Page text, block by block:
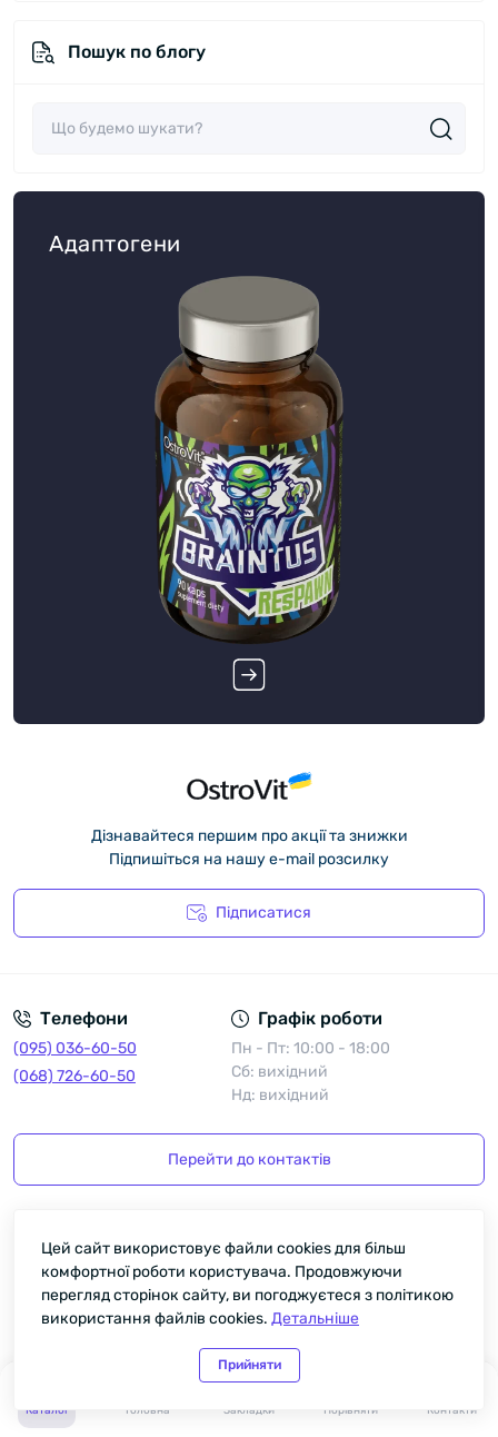
Каталог Головна Закладки
0
Порівняти Контакти
Пошук по блогу
Адаптогени
Дізнавайтеся першим про акції та знижки
Підпишіться на нашу e-mail розсилку
Підписатися
Телефони
(095) 036-60-50
(068) 726-60-50
Графік роботи
Пн - Пт: 10:00 - 18:00
Сб: вихідний
Нд: вихідний
Перейти до контактів
Інформація
Про нас
Доставка та оплата
Політика конфіденційності
Цей сайт використовує файли cookies для більш
комфортної роботи користувача. Продовжуючи
перегляд сторінок сайту, ви погоджуєтеся з політикою
використання файлів cookies. Детальніше
Прийняти